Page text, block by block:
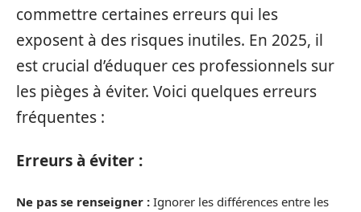
commettre certaines erreurs qui les
exposent à des risques inutiles. En 2025, il
est crucial d’éduquer ces professionnels sur
les pièges à éviter. Voici quelques erreurs
fréquentes :
Erreurs à éviter :
Ne pas se renseigner : Ignorer les différences entre les